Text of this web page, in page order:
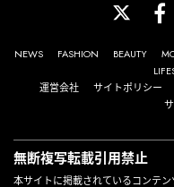
NEWS FASHION BEAUTY
運営会社
サイトポリシー
無断複写転載引用禁止
本サイトに掲載されているコンテ